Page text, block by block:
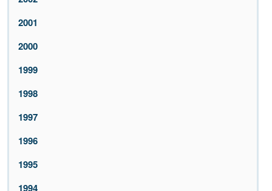
2001
2000
1999
1998
1997
1996
1995
1994